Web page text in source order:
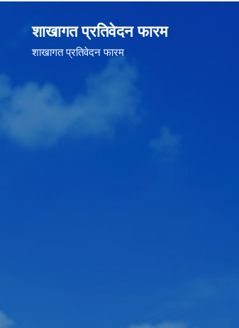
शाखागत प्रतिवेदन फारम
शाखागत प्रतिवेदन फारम